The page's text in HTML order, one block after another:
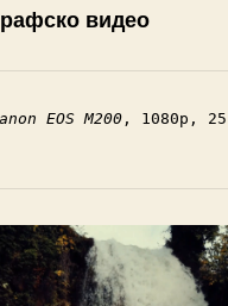
видео
EOS M200 , 1080p,